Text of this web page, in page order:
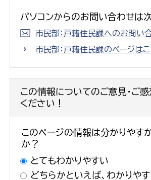
パソコンからのお問い合わせは
市民部：戸籍住民課へのお問い
市民部：戸籍住民課のページはこ
この情報についてのご意見・ご
ください！
このページの情報は分かりやす
か？
とてもわかりやすい
どちらかといえば、わかりや